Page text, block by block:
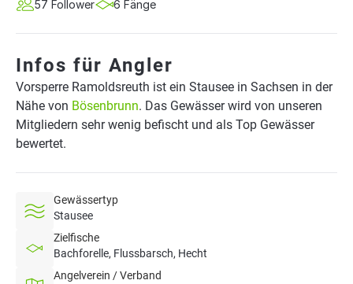
57 Follower 6 Fänge
Infos für Angler
Vorsperre Ramoldsreuth ist ein Stausee in Sachsen in der
Nähe von Bösenbrunn. Das Gewässer wird von unseren
Mitgliedern sehr wenig befischt und als Top Gewässer
bewertet.
Gewässertyp
Stausee
Zielfische
Bachforelle, Flussbarsch, Hecht
Angelverein / Verband